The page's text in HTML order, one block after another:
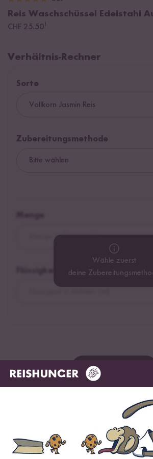
Reis Waschschüssel Edelstahl
CHF 25.50¹
Verhältnis-Rechner
Sorte
Zubereitungsmethode
Wähle zuerst
deine
Jetzt kaufen